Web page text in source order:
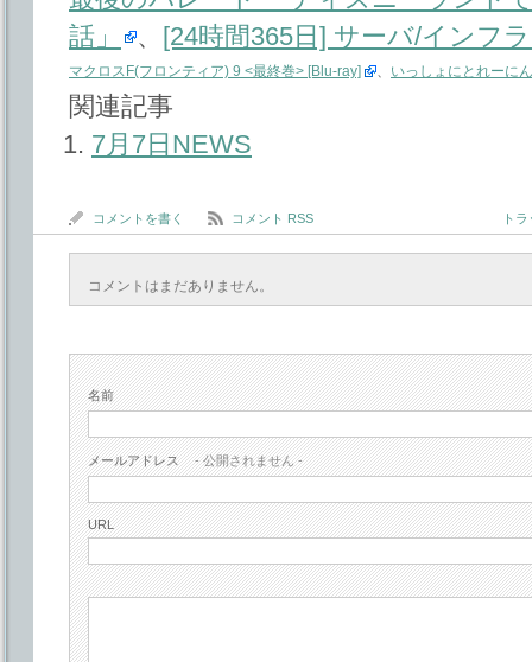
話」
、 [24時間365日] サーバ/インフ
マクロスF(フロンティア) 9 <最終巻> [Blu-ray] 、 いっしょにとれーに
関連記事
7月7日NEWS
コメントを書く コメント RSS ト
コメントはまだありません。
名前
メールアドレス - 公開されません -
URL